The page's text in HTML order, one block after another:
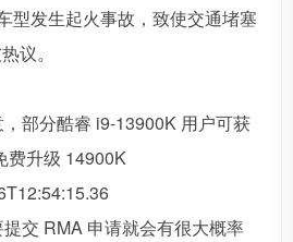
型发生起火事故，致使交通堵塞
议。
部分酷睿 i9-13900K 用户可获
费升级 14900K
交 RMA 申请就会有很大概率